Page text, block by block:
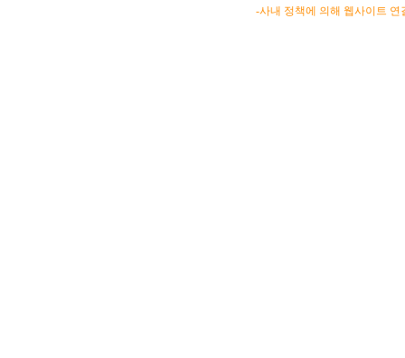
-사내 정책에 의해 웹사이트